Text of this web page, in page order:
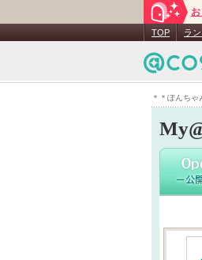
＊＊ぽんち
TOP ラ